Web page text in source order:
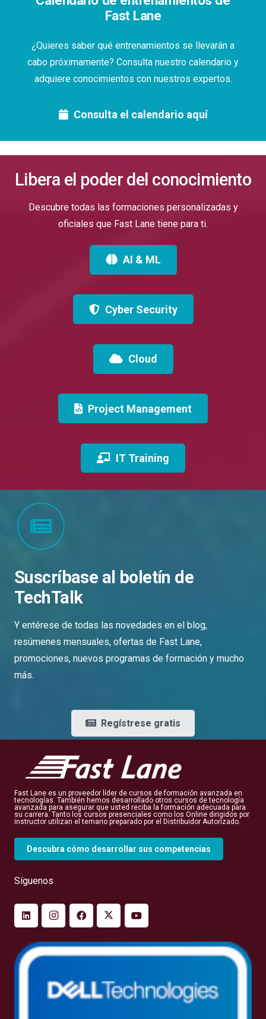
Fast Lane
¿Quieres saber qué entrenamientos se llevarán a
cabo próximamente? Consulta nuestro calendario y
adquiere conocimientos con nuestros expertos.
Consulta el calendario aquí
Libera el poder del conocimiento
Descubre todas las formaciones personalizadas y
oficiales que Fast Lane tiene para ti.
AI & ML
Cyber Security
Cloud
Project Management
IT Training
Suscríbase al boletín de
TechTalk
Y entérese de todas las novedades en el blog,
resúmenes mensuales, ofertas de Fast Lane,
promociones, nuevos programas de formación y mucho
más.
Regístrese gratis
Fast Lane es un proveedor líder de cursos de formación avanzada en
tecnologías. También hemos desarrollado otros cursos de tecnología
avanzada para asegurar que usted reciba la formación adecuada para
su carrera. Tanto los cursos presenciales como los Online dirigidos por
instructor utilizan el temario preparado por el Distribuidor Autorizado.
Descubra cómo desarrollar sus competencias
Síguenos